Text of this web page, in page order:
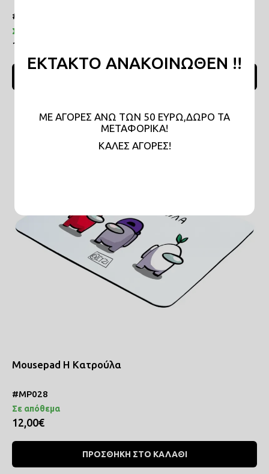
#MP027
Σε απόθεμα
12,00€
Mousepad Η Κατρούλα
#MP028
Σε απόθεμα
12,00€
ΠΡΟΣΘΗΚΗ ΣΤΟ ΚΑΛΑΘΙ
ΕΚΤΑΚΤΟ ΑΝΑΚΟΙΝΩΘΕΝ !!
ΜΕ ΑΓΟΡΕΣ ΑΝΩ ΤΩΝ 50 ΕΥΡΩ,ΔΩΡΟ ΤΑ
ΜΕΤΑΦΟΡΙΚΑ!
KAΛΕΣ ΑΓΟΡΕΣ!